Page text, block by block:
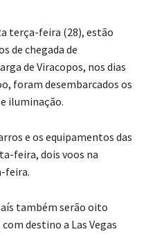
terça-feira (28), estão
de chegada de
de Viracopos, nos dias
foram desembarcados os
iluminação.
e os equipamentos das
feira, dois voos na
feira.
também serão oito
destino a Las Vegas